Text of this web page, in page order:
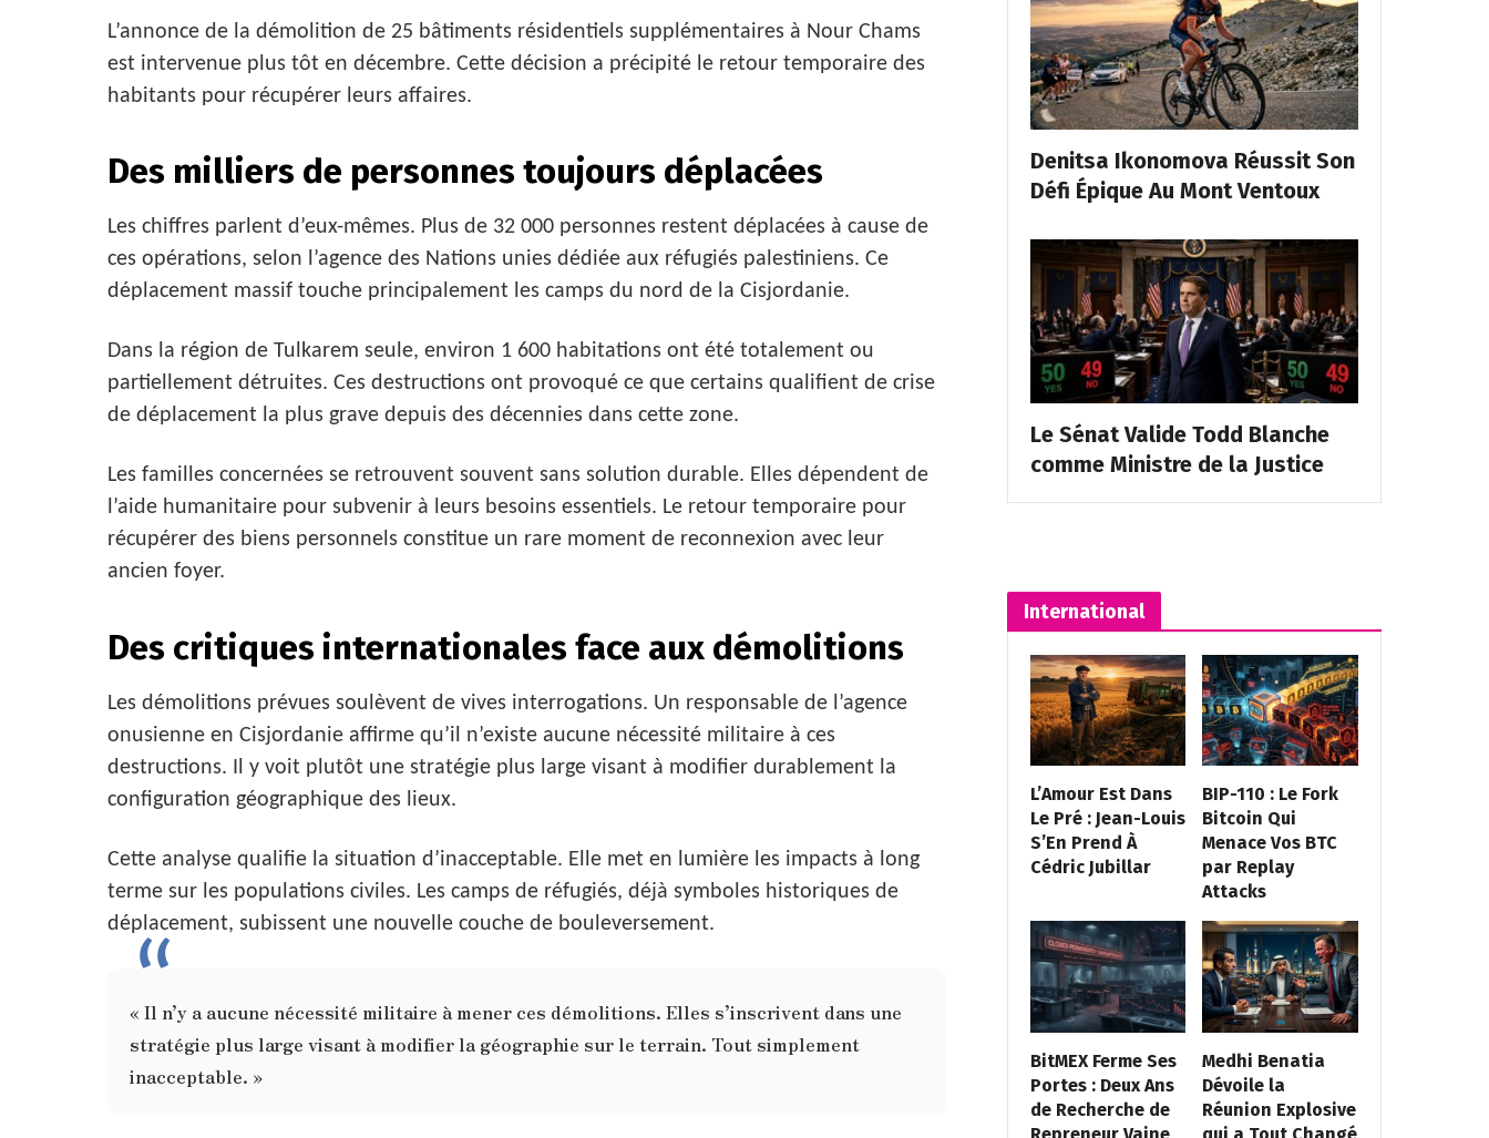
L’annonce de la démolition de 25 bâtiments résidentiels supplémentaires à Nour Chams
est intervenue plus tôt en décembre. Cette décision a précipité le retour temporaire des
habitants pour récupérer leurs affaires.
Des milliers de personnes toujours déplacées
Les chiffres parlent d’eux-mêmes. Plus de 32 000 personnes restent déplacées à cause de
ces opérations, selon l’agence des Nations unies dédiée aux réfugiés palestiniens. Ce
déplacement massif touche principalement les camps du nord de la Cisjordanie.
Dans la région de Tulkarem seule, environ 1 600 habitations ont été totalement ou
partiellement détruites. Ces destructions ont provoqué ce que certains qualifient de crise
de déplacement la plus grave depuis des décennies dans cette zone.
Les familles concernées se retrouvent souvent sans solution durable. Elles dépendent de
l’aide humanitaire pour subvenir à leurs besoins essentiels. Le retour temporaire pour
récupérer des biens personnels constitue un rare moment de reconnexion avec leur
ancien foyer.
Des critiques internationales face aux démolitions
Les démolitions prévues soulèvent de vives interrogations. Un responsable de l’agence
onusienne en Cisjordanie affirme qu’il n’existe aucune nécessité militaire à ces
destructions. Il y voit plutôt une stratégie plus large visant à modifier durablement la
configuration géographique des lieux.
Cette analyse qualifie la situation d’inacceptable. Elle met en lumière les impacts à long
terme sur les populations civiles. Les camps de réfugiés, déjà symboles historiques de
déplacement, subissent une nouvelle couche de bouleversement.
« Il n’y a aucune nécessité militaire à mener ces démolitions. Elles s’inscrivent dans une
stratégie plus large visant à modifier la géographie sur le terrain. Tout simplement
inacceptable. »
Denitsa Ikonomova Réussit Son
Défi Épique Au Mont Ventoux
Le Sénat Valide Todd Blanche
comme Ministre de la Justice
International
L’Amour Est Dans
Le Pré : Jean-Louis
S’En Prend À
Cédric Jubillar
BIP-110 : Le Fork
Bitcoin Qui
Menace Vos BTC
par Replay
Attacks
BitMEX Ferme Ses
Portes : Deux Ans
de Recherche de
Medhi Benatia
Dévoile la
Réunion Explosive